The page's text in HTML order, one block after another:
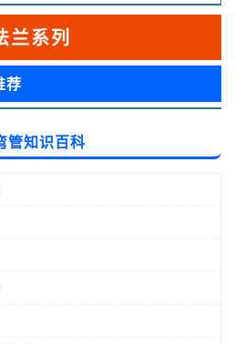
兰系列
荐
管知识百科